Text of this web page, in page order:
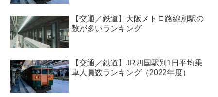
【交通／鉄道】大阪メトロ路線別駅の
数が多いランキング
【交通／鉄道】JR四国駅別1日平均乗
車人員数ランキング（2022年度）